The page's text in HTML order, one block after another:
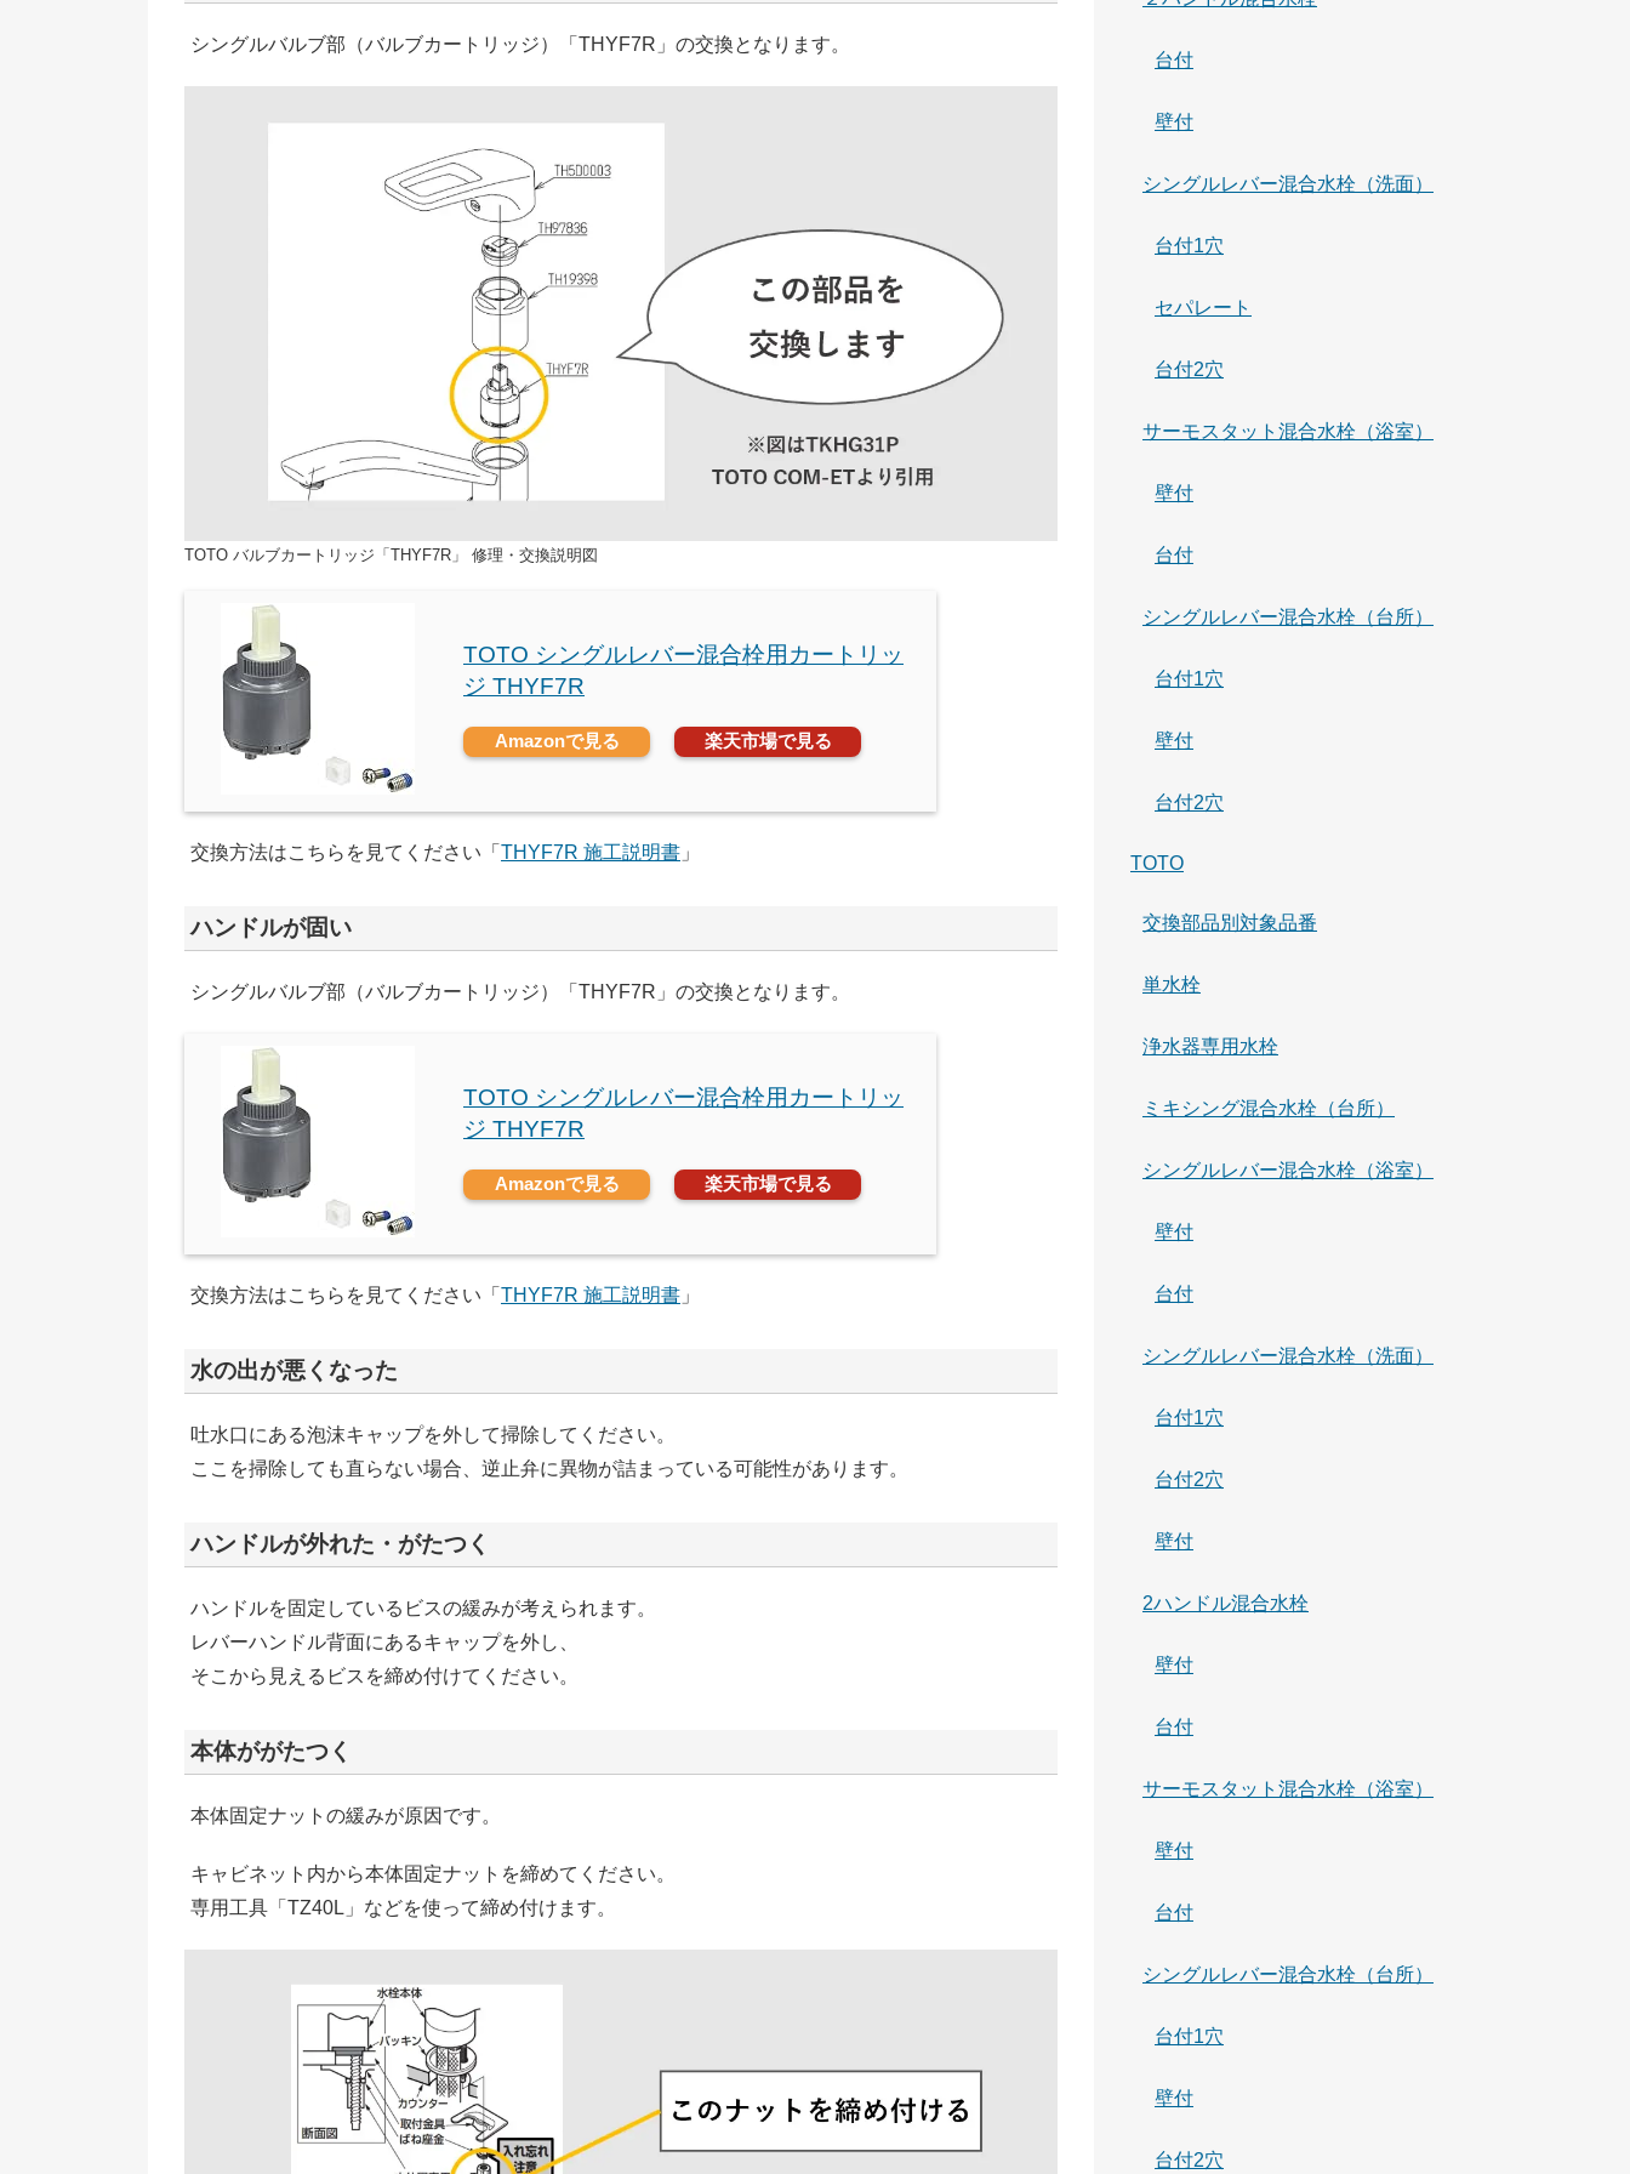
シングルバルブ部（バルブカートリッジ）「THYF7R」の交換となります。
TOTO バルブカートリッジ「THYF7R」 修理・交換説明図
TOTO シングルレバー混合栓用カートリッ
ジ THYF7R
Amazonで見る 楽天市場で見る
交換方法はこちらを見てください「 THYF7R 施工説明書 」
ハンドルが固い
シングルバルブ部（バルブカートリッジ）「THYF7R」の交換となります。
TOTO シングルレバー混合栓用カートリッ
ジ THYF7R
Amazonで見る 楽天市場で見る
交換方法はこちらを見てください「 THYF7R 施工説明書 」
水の出が悪くなった
吐水口にある泡沫キャップを外して掃除してください。
ここを掃除しても直らない場合、逆止弁に異物が詰まっている可能性があります。
ハンドルが外れた・がたつく
ハンドルを固定しているビスの緩みが考えられます。
レバーハンドル背面にあるキャップを外し、
そこから見えるビスを締め付けてください。
本体ががたつく
本体固定ナットの緩みが原因です。
キャビネット内から本体固定ナットを締めてください。
専用工具「TZ40L」などを使って締め付けます。
台付
壁付
シングルレバー混合水栓（洗面）
台付1穴
セパレート
台付2穴
サーモスタット混合水栓（浴室）
壁付
台付
シングルレバー混合水栓（台所）
台付1穴
壁付
台付2穴
TOTO
交換部品別対象品番
単水栓
浄水器専用水栓
ミキシング混合水栓（台所）
シングルレバー混合水栓（浴室）
壁付
台付
シングルレバー混合水栓（洗面）
台付1穴
台付2穴
壁付
2ハンドル混合水栓
壁付
台付
サーモスタット混合水栓（浴室）
壁付
台付
シングルレバー混合水栓（台所）
台付1穴
壁付
台付2穴